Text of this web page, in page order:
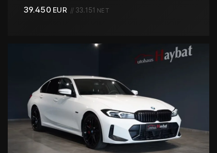
39.450 EUR // 33.151 NET